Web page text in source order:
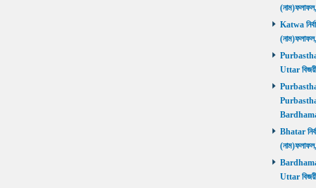
Katwa
Uttar
Bhatar
Uttar